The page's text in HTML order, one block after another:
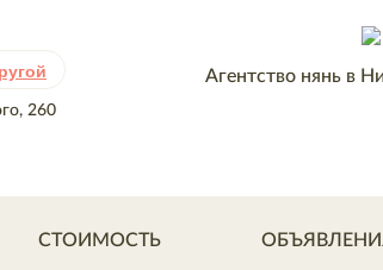
260
Агентство нянь в
СТОИМОСТЬ